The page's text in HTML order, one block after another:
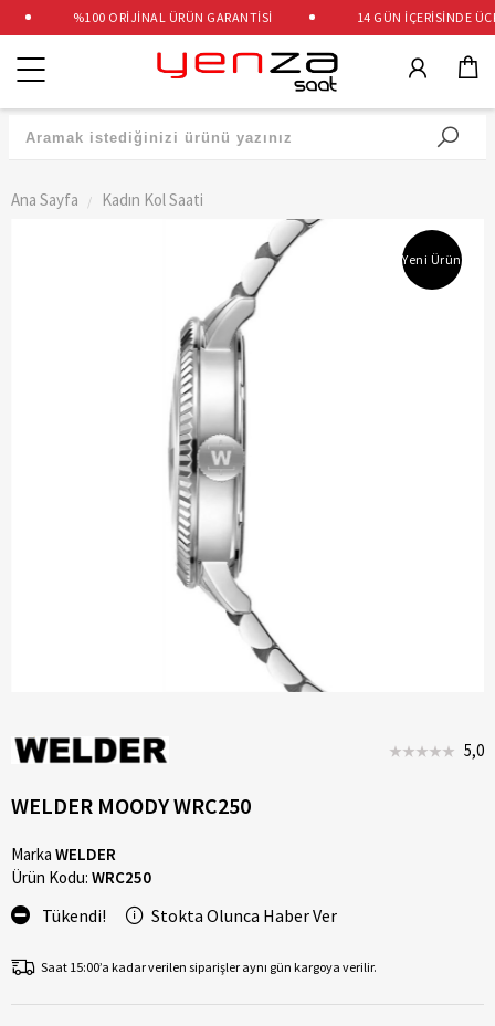
%100 ORİJİNAL ÜRÜN GARANTİSİ 14 GÜN İÇERİSİNDE
Kategoriler
Ana Sayfa Kadın Kol Saati
Yeni Ürün
5,0
WELDER MOODY WRC250
Marka WELDER
Ürün Kodu: WRC250
Tükendi! Stokta Olunca Haber Ver
Saat 15:00’a kadar verilen siparişler aynı gün kargoya verilir.